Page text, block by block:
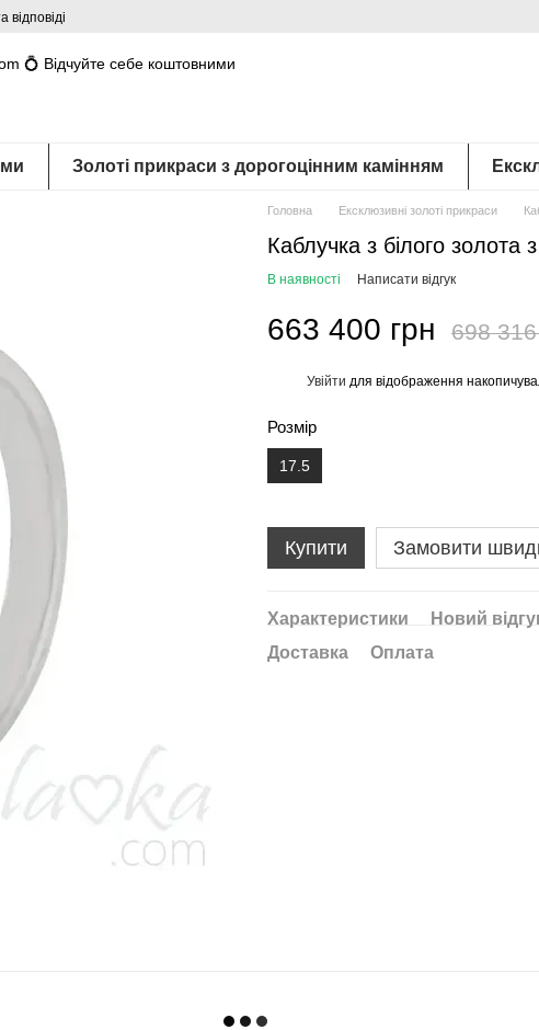
відповіді
💍 Відчуйте себе коштовними
Золоті прикраси з дорогоцінним камінням
Головна Ексклюзивні золоті прикраси
Каблучка з білого золота
В наявності Написати відгук
663 400 грн 698
Увійти для відображення
Розмір
17.5
Купити Замовити
Характеристики
Новий
Доставка
Оплата